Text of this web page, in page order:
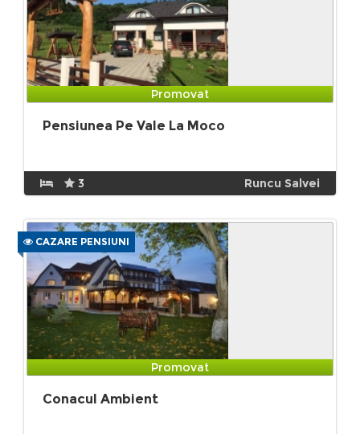
Promovat
Pensiunea Pe Vale La Moco
3 Runcu Salvei
CAZARE PENSIUNI
Promovat
Conacul Ambient